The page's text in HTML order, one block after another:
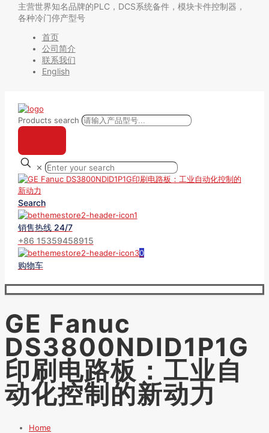
主营世界知名品牌的PLC，DCS系统备件，模块卡件控制器，
各种冷门停产型号
首页
公司简介
联系我们
English
Products search
✕
Search
销售热线 24/7
+86 15359458915
0
购物车
GE Fanuc
DS3800NDID1P1G
印刷电路板：工业自
动化控制的新动力
Home